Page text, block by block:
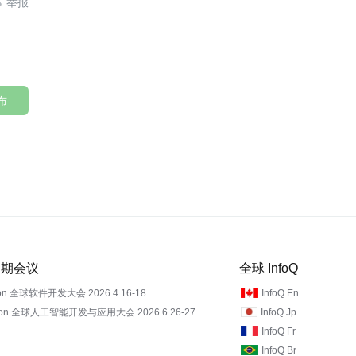
会议
全球软件开发大会 2026.4.16-18
全球人工智能开发与应用大会 2026.6.26-27
全球 InfoQ
InfoQ En
InfoQ Jp
InfoQ Fr
InfoQ Br